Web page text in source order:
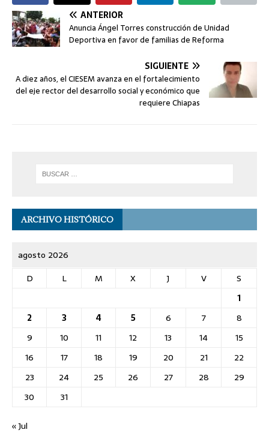
ANTERIOR
Anuncia Ángel Torres construcción de Unidad
Deportiva en favor de familias de Reforma
SIGUIENTE
A diez años, el CIESEM avanza en el fortalecimiento
del eje rector del desarrollo social y económico que
requiere Chiapas
ARCHIVO HISTÓRICO
agosto 2026
D
L M X J V
S
1
2
3 4 5 6 7
8
9
10 11 12 13 14
15
16
17 18 19 20 21
22
23
24 25 26 27 28
29
30
31
« Jul